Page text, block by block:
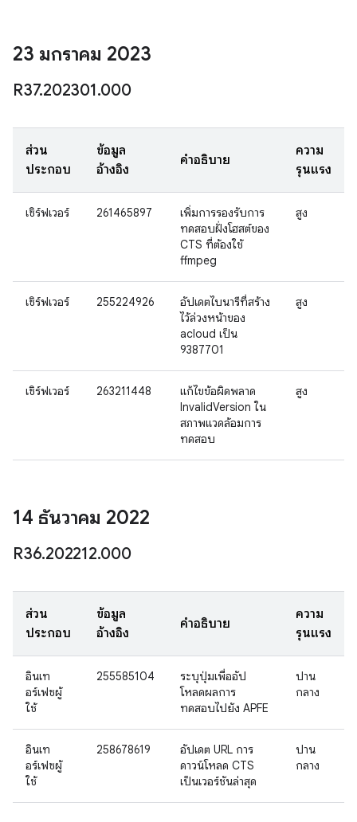
23 มกราคม 2023
R37.202301.000
ส่วน
ประกอบ
ข้อมูล
อ้างอิง
คำอธิบาย
ความ
รุนแรง
เซิร์ฟเวอร์ 261465897
เพิ่มการรองรับการ
ทดสอบฝั่งโฮสต์ของ
CTS ที่ต้องใช้
ffmpeg
สูง
เซิร์ฟเวอร์ 255224926
อัปเดตไบนารีที่สร้าง
ไว้ล่วงหน้าของ
acloud เป็น
9387701
สูง
เซิร์ฟเวอร์ 263211448
แก้ไขข้อผิดพลาด
InvalidVersion ใน
สภาพแวดล้อมการ
ทดสอบ
สูง
14 ธันวาคม 2022
R36.202212.000
ส่วน
ประกอบ
ข้อมูล
อ้างอิง
คำอธิบาย
ความ
รุนแรง
อินเท
อร์เฟซผู้
ใช้
255585104
ระบุปุ่มเพื่ออัป
โหลดผลการ
ทดสอบไปยัง APFE
ปาน
กลาง
อินเท
อร์เฟซผู้
ใช้
258678619
อัปเดต URL การ
ดาวน์โหลด CTS
เป็นเวอร์ชันล่าสุด
ปาน
กลาง